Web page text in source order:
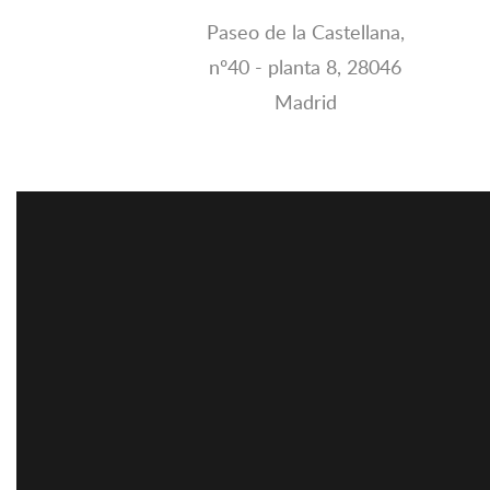
Paseo de la Castellana,
nº40 - planta 8, 28046
Madrid